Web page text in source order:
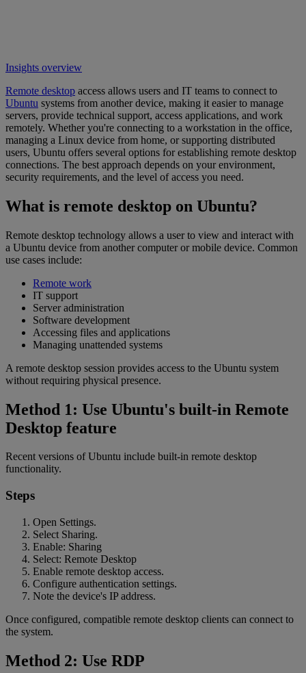
Insights overview
Remote desktop access allows users and IT teams to connect to
Ubuntu systems from another device, making it easier to manage
servers, provide technical support, access applications, and work
remotely. Whether you're connecting to a workstation in the office,
managing a Linux device from home, or supporting distributed
users, Ubuntu offers several options for establishing remote desktop
connections. The best approach depends on your environment,
security requirements, and the level of access you need.
What is remote desktop on Ubuntu?
Remote desktop technology allows a user to view and interact with
a Ubuntu device from another computer or mobile device. Common
use cases include:
Remote work
IT support
Server administration
Software development
Accessing files and applications
Managing unattended systems
A remote desktop session provides access to the Ubuntu system
without requiring physical presence.
Method 1: Use Ubuntu's built-in Remote
Desktop feature
Recent versions of Ubuntu include built-in remote desktop
functionality.
Steps
Open Settings.
Select Sharing.
Enable: Sharing
Select: Remote Desktop
Enable remote desktop access.
Configure authentication settings.
Note the device's IP address.
Once configured, compatible remote desktop clients can connect to
the system.
Method 2: Use RDP